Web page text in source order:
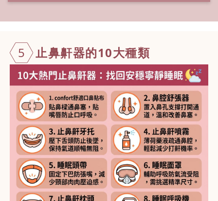
5 止鼻鼾器的10大種類